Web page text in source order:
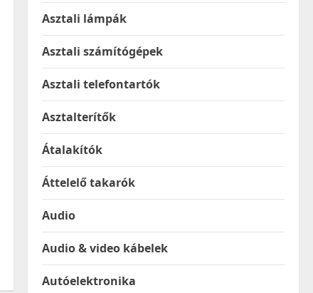
Asztali lámpák
Asztali számítógépek
Asztali telefontartók
Asztalterítők
Átalakítók
Áttelelő takarók
Audio
Audio & video kábelek
Autóelektronika